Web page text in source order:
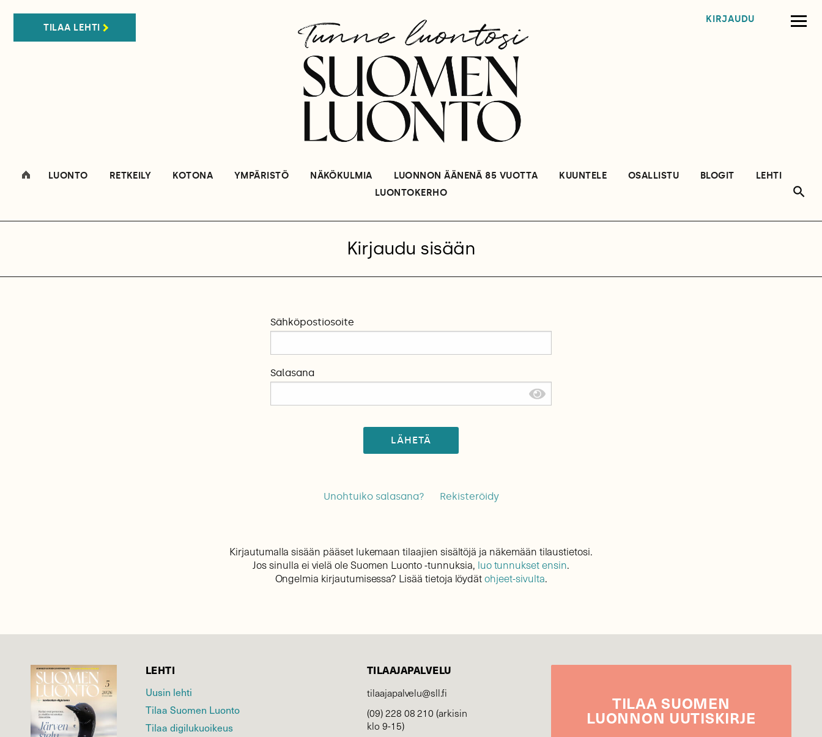
TILAA LEHTI
KIRJAUDU
LUONTO RETKEILY KOTONA YMPÄRISTÖ NÄKÖKULMIA LUONNON ÄÄNENÄ 85 VUOTTA KUUNTELE OSALLISTU BLOGIT
LEHTI
LUONTOKERHO
Kirjaudu sisään
Sähköpostiosoite
Salasana
LÄHETÄ
Unohtuiko salasana? Rekisteröidy
Kirjautumalla sisään pääset lukemaan tilaajien sisältöjä ja näkemään tilaustietosi.
Jos sinulla ei vielä ole Suomen Luonto -tunnuksia, luo tunnukset ensin.
Ongelmia kirjautumisessa? Lisää tietoja löydätohjeet-sivulta.
LEHTI
Uusin lehti
Tilaa Suomen Luonto
Tilaa digilukuoikeus
TILAAJAPALVELU
tilaajapalvelu@sll.fi
(09) 228 08 210 (arkisin
klo 9-15)
TILAASUOMEN
LUONNON UUTIS­KIRJE